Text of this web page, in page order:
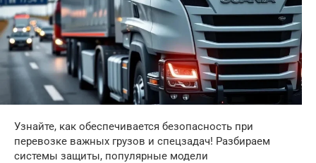
Узнайте, как обеспечивается безопасность при
перевозке важных грузов и спецзадач! Разбираем
системы защиты, популярные модели